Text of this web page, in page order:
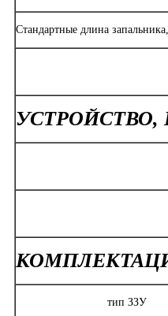
Стандартные длина
тип ЗЗУ